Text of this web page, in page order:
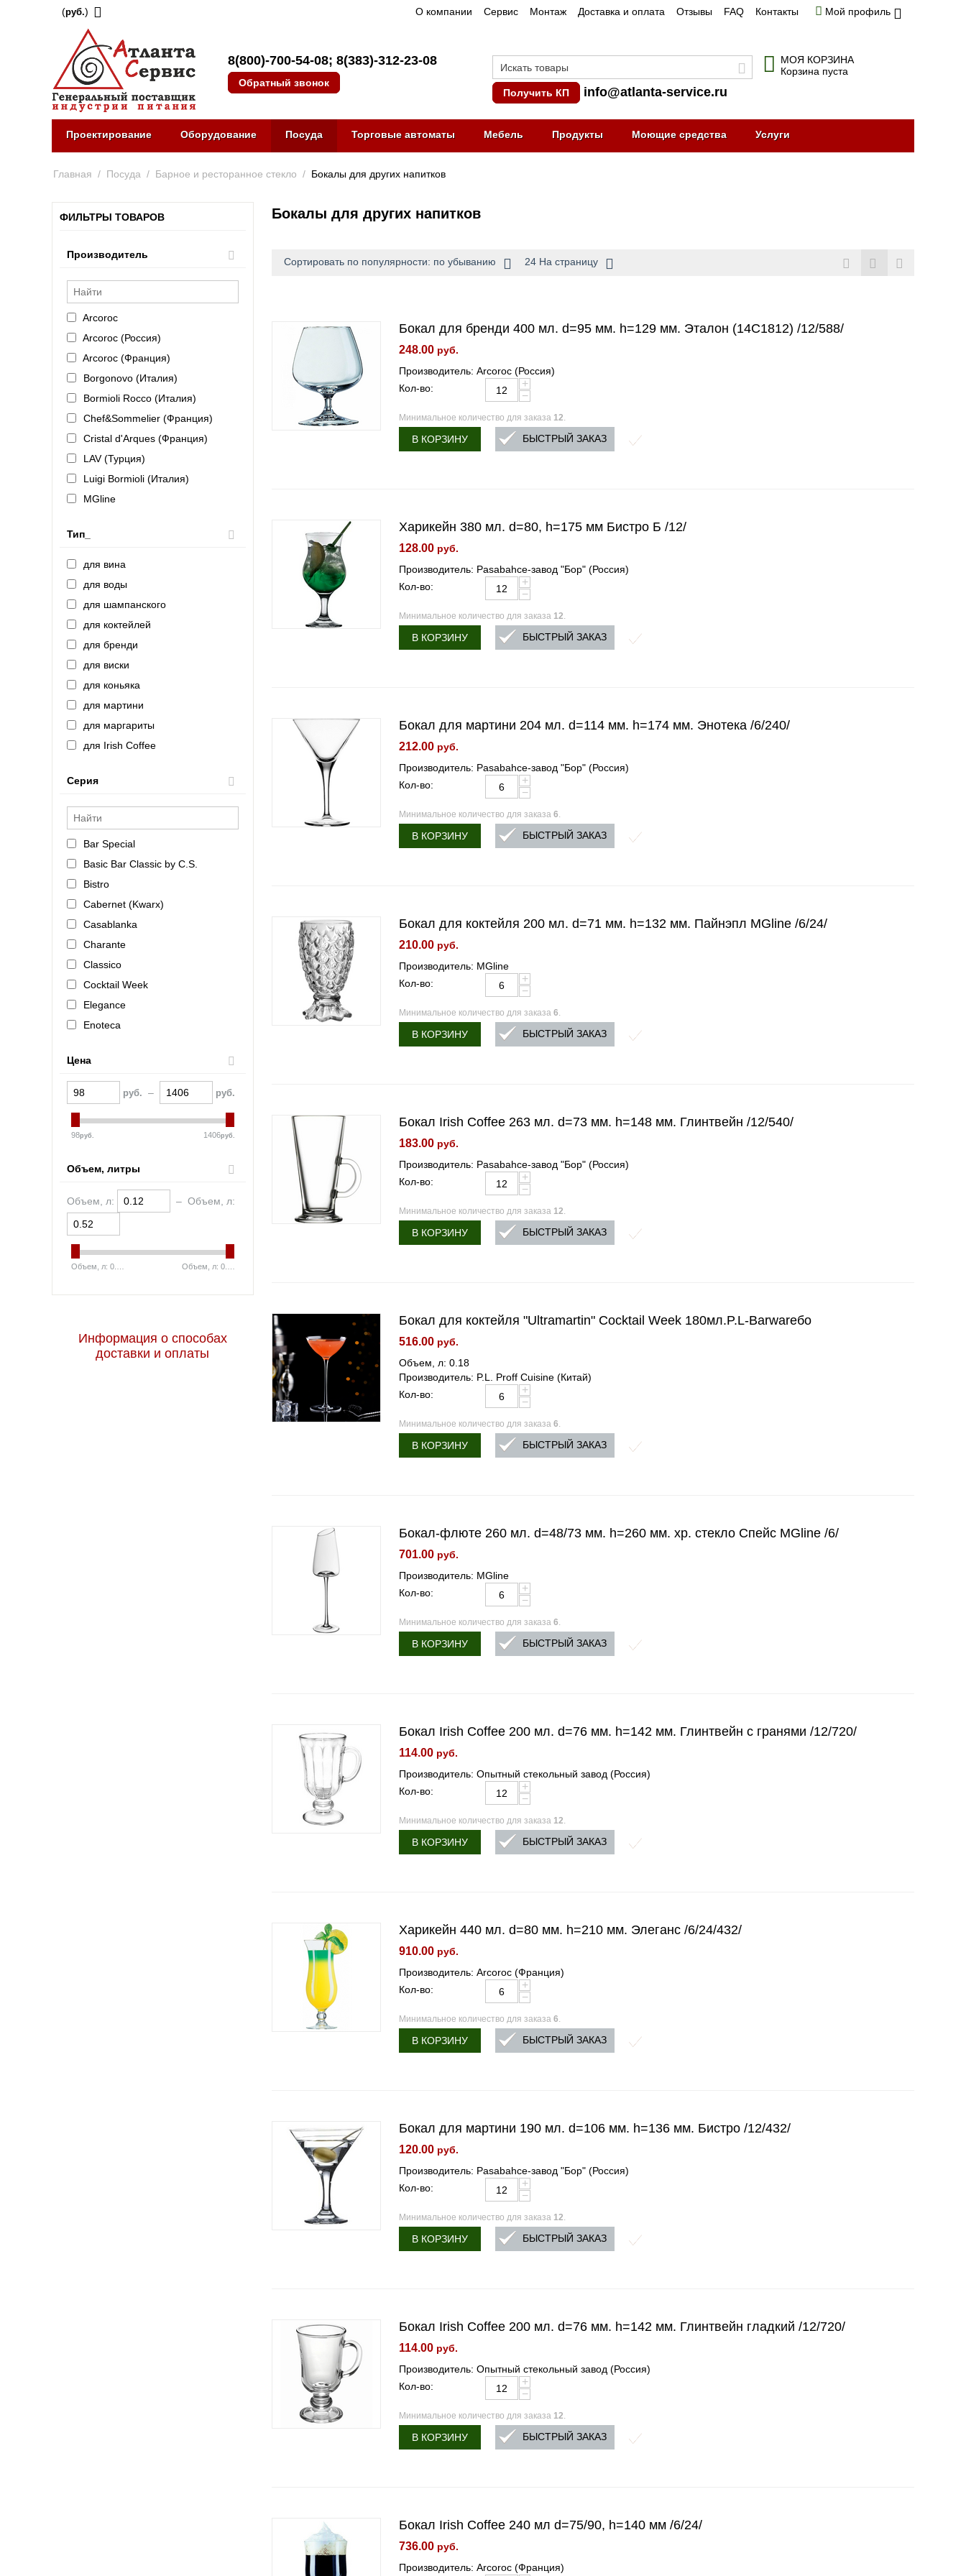
(руб.) О компании Сервис Монтаж Доставка и оплата Отзывы FAQ Контакты Мой профиль
8(800)-700-54-08; 8(383)-312-23-08
Обратный звонок
Получить КП
info@atlanta-service.ru
МОЯ КОРЗИНА
Корзина пуста
Проектирование Оборудование Посуда Торговые автоматы Мебель Продукты Моющие средства Услуги
Главная / Посуда / Барное и ресторанное стекло / Бокалы для других напитков
ФИЛЬТРЫ ТОВАРОВ
Производитель
Arcoroc
Arcoroc (Россия)
Arcoroc (Франция)
Borgonovo (Италия)
Bormioli Rocco (Италия)
Chef&Sommelier (Франция)
Cristal d'Arques (Франция)
LAV (Турция)
Luigi Bormioli (Италия)
MGline
P.L. Proff Cuisine (Китай)
ZWIESEL (Германия)
Опытный стекольный завод
(Россия)
Тип_
для вина
для воды
для шампанского
для коктейлей
для бренди
для виски
для коньяка
для мартини
для маргариты
для Irish Coffee
Серия
Bar Special
Basic Bar Classic by C.S.
Bistro
Cabernet (Kwarx)
Casablanka
Charante
Classico
Cocktail Week
Elegance
Enoteca
Fine
Finesse
Flower
Footed Mug
Globo
Imperial
Irish Coffee
Mondial
Pab
Цена
руб. – руб.
98руб. 1406руб.
Объем, литры
Объем, л: – Объем, л:
Объем, л: 0.12 Объем, л: 0.52
Информация о способах
доставки и оплаты
Бокалы для других напитков
Сортировать по популярности: по убыванию 24 На страницу
Бокал для бренди 400 мл. d=95 мм. h=129 мм. Эталон (14C1812) /12/588/
248.00 руб.
Производитель: Arcoroc (Россия)
Кол-во:
+
−
Минимальное количество для заказа 12.
В КОРЗИНУ БЫСТРЫЙ ЗАКАЗ
Харикейн 380 мл. d=80, h=175 мм Бистро Б /12/
128.00 руб.
Производитель: Pasabahce-завод "Бор" (Россия)
Кол-во:
+
−
Минимальное количество для заказа 12.
В КОРЗИНУ БЫСТРЫЙ ЗАКАЗ
Бокал для мартини 204 мл. d=114 мм. h=174 мм. Энотека /6/240/
212.00 руб.
Производитель: Pasabahce-завод "Бор" (Россия)
Кол-во:
+
−
Минимальное количество для заказа6.
В КОРЗИНУ БЫСТРЫЙ ЗАКАЗ
Бокал для коктейля 200 мл. d=71 мм. h=132 мм. Пайнэпл MGline /6/24/
210.00 руб.
Производитель: MGline
Кол-во:
+
−
Минимальное количество для заказа6.
В КОРЗИНУ БЫСТРЫЙ ЗАКАЗ
Бокал Irish Coffee 263 мл. d=73 мм. h=148 мм. Глинтвейн /12/540/
183.00 руб.
Производитель: Pasabahce-завод "Бор" (Россия)
Кол-во:
+
−
Минимальное количество для заказа 12.
В КОРЗИНУ БЫСТРЫЙ ЗАКАЗ
Бокал для коктейля "Ultramartin" Cocktail Week 180мл.P.L-Barwareбо
516.00 руб.
Объем, л: 0.18
Производитель: P.L. Proff Cuisine (Китай)
Кол-во:
+
−
Минимальное количество для заказа6.
В КОРЗИНУ БЫСТРЫЙ ЗАКАЗ
Бокал-флюте 260 мл. d=48/73 мм. h=260 мм. хр. стекло Спейс MGline /6/
701.00 руб.
Производитель: MGline
Кол-во:
+
−
Минимальное количество для заказа6.
В КОРЗИНУ БЫСТРЫЙ ЗАКАЗ
Бокал Irish Coffee 200 мл. d=76 мм. h=142 мм. Глинтвейн с гранями /12/720/
114.00 руб.
Производитель: Опытный стекольный завод (Россия)
Кол-во:
+
−
Минимальное количество для заказа 12.
В КОРЗИНУ БЫСТРЫЙ ЗАКАЗ
Харикейн 440 мл. d=80 мм. h=210 мм. Элеганс /6/24/432/
910.00 руб.
Производитель: Arcoroc (Франция)
Кол-во:
+
−
Минимальное количество для заказа6.
В КОРЗИНУ БЫСТРЫЙ ЗАКАЗ
Бокал для мартини 190 мл. d=106 мм. h=136 мм. Бистро /12/432/
120.00 руб.
Производитель: Pasabahce-завод "Бор" (Россия)
Кол-во:
+
−
Минимальное количество для заказа 12.
В КОРЗИНУ БЫСТРЫЙ ЗАКАЗ
Бокал Irish Coffee 200 мл. d=76 мм. h=142 мм. Глинтвейн гладкий /12/720/
114.00 руб.
Производитель: Опытный стекольный завод (Россия)
Кол-во:
+
−
Минимальное количество для заказа 12.
В КОРЗИНУ БЫСТРЫЙ ЗАКАЗ
Бокал Irish Coffee 240 мл d=75/90, h=140 мм /6/24/
736.00 руб.
Производитель: Arcoroc (Франция)